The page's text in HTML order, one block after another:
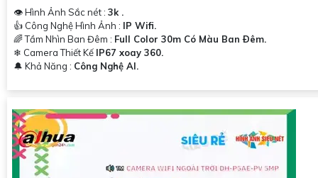
👁 Hình Ảnh Sắc nét : 3k .
👍 Công Nghệ Hình Ảnh : IP Wifi.
🌈 Tầm Nhìn Ban Đêm : Full Color 30m Có Màu Ban Ðêm.
❄ Camera Thiết Kế IP67 xoay 360.
️🔔 Khả Năng : Công Nghệ AI.